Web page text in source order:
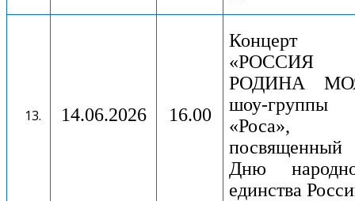
14.06.2026 16.00
Концерт
«РОССИЯ
РОДИНА
шоу-группы
«Роса»,
посвященный
Дню
единства